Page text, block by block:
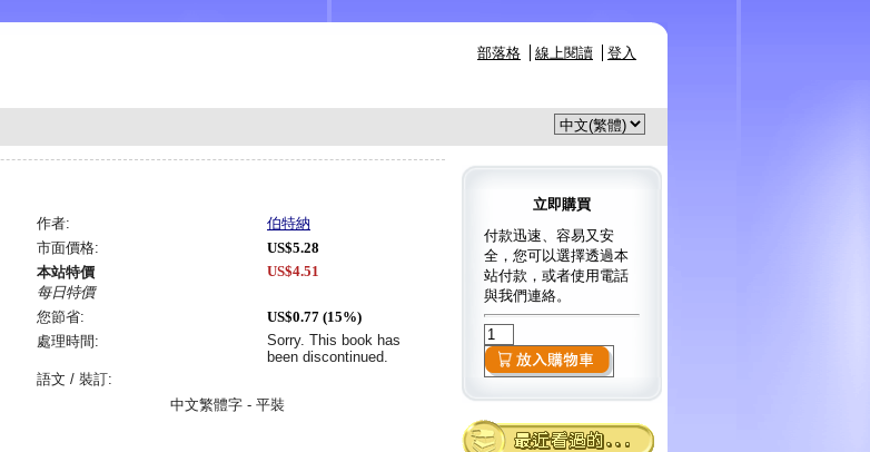
部落格 線上閱讀 登入
立即購買
付款迅速、容易又安
全，您可以選擇透過本
站付款，或者使用電話
與我們連絡。
作者:
伯特納
市面價格:
US$5.28
本站特價
每日特價
US$4.51
您節省:
US$0.77 (15%)
處理時間:
Sorry. This book has
been discontinued.
語文 / 裝訂:
中文繁體字 - 平裝